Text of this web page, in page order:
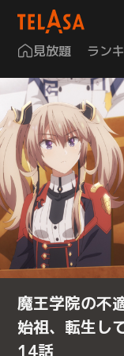
見放題 ラン
魔王学院の不
始祖、転生し
14話